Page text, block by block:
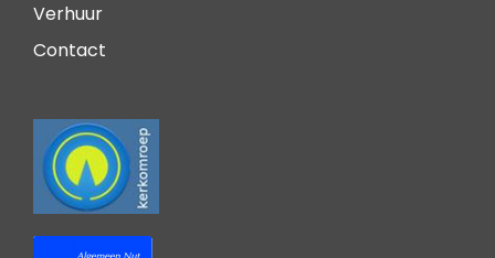
Verhuur
Contact